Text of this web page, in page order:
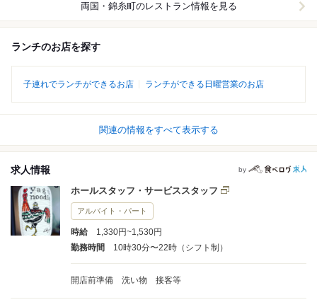
両国・錦糸町のレストラン情報を見る
ランチのお店を探す
子連れでランチができるお店 ランチができる日曜営業のお店
関連の情報をすべて表示する
求人情報 by
ホールスタッフ・サービススタッフ
アルバイト・パート
時給
1,330円~1,530円
勤務時間
10時30分〜22時（シフト制）
開店前準備 洗い物 接客等